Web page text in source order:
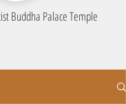
Buddha Palace Temple